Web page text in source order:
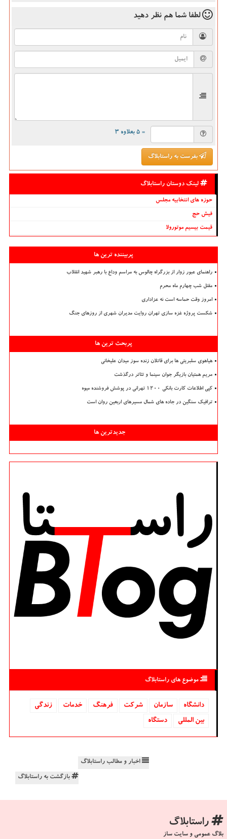
لطفا شما هم نظر دهید
= ۵ بعلاوه ۳
بفرست به راستابلاگ
لینک دوستان راستابلاگ
حوزه های انتخابیه مجلس
فیش حج
قیمت بیسیم موتورولا
پربیننده ترین ها
راهنمای عبور زوار از بزرگراه چالوس به مراسم وداع با رهبر شهید انقلاب
مقتل شب چهارم ماه محرم
امروز وقت حماسه است نه عزاداری
شکست پروژه غزه سازی تهران روایت مدیران شهری از روزهای جنگ
پربحث ترین ها
هیاهوی سلبریتی ها برای قاتلان زنده سوز میدان علیخانی
مریم همتیان بازیگر جوان سینما و تئاتر درگذشت
کپی اطلاعات کارت بانکی ۱۲۰۰ تهرانی در پوشش فروشنده میوه
ترافیک سنگین در جاده های شمال مسیرهای اربعین روان است
جدیدترین ها
موضوع های راستابلاگ
دانشگاه‌ سازمان شركت فرهنگ خدمات
زندگی
بین المللی
دستگاه
اخبار و مطالب راستابلاگ
بازگشت به راستابلاگ
راستابلاگ
بلاگ عمومی و سایت ساز